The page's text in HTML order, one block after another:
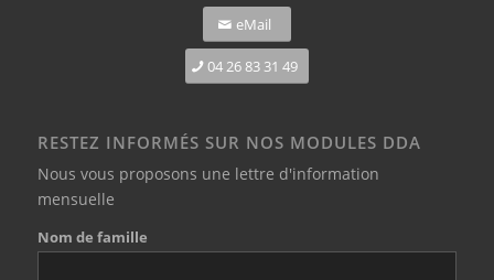
eMail
04 26 83 31 49
RESTEZ INFORMÉS SUR NOS MODULES DDA
Nous vous proposons une lettre d'information
mensuelle
Nom de famille